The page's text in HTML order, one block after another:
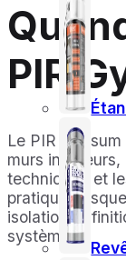
PIR
Le PIR
murs
techniques et
pratique
isolation et
système.